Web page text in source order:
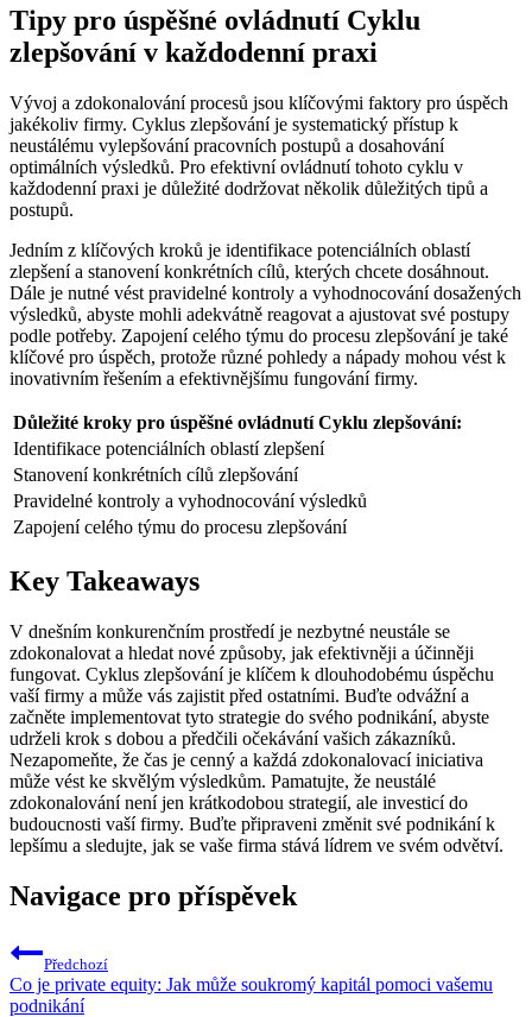
Tipy pro úspěšné ovládnutí Cyklu
zlepšování v každodenní praxi
Vývoj a zdokonalování procesů jsou klíčovými faktory pro úspěch
jakékoliv firmy. Cyklus zlepšování je systematický přístup k
neustálému vylepšování pracovních postupů a dosahování
optimálních výsledků. Pro efektivní ovládnutí tohoto cyklu v
každodenní praxi je důležité dodržovat několik důležitých tipů a
postupů.
Jedním z klíčových kroků je identifikace potenciálních oblastí
zlepšení a stanovení konkrétních cílů, kterých chcete dosáhnout.
Dále je nutné vést pravidelné kontroly a vyhodnocování dosažených
výsledků, abyste mohli adekvátně reagovat a ajustovat své postupy
podle potřeby. Zapojení celého týmu do procesu zlepšování je také
klíčové pro úspěch, protože různé pohledy a nápady mohou vést k
inovativním řešením a efektivnějšímu fungování firmy.
Důležité kroky pro úspěšné ovládnutí Cyklu zlepšování:
Identifikace potenciálních oblastí zlepšení
Stanovení konkrétních cílů zlepšování
Pravidelné kontroly a vyhodnocování výsledků
Zapojení celého týmu do procesu zlepšování
Key Takeaways
V dnešním konkurenčním prostředí je nezbytné neustále se
zdokonalovat a hledat nové způsoby, jak efektivněji a účinněji
fungovat. Cyklus zlepšování je klíčem k dlouhodobému úspěchu
vaší firmy a může vás zajistit před ostatními. Buďte odvážní a
začněte implementovat tyto strategie do svého podnikání, abyste
udrželi krok s dobou a předčili očekávání vašich zákazníků.
Nezapomeňte, že čas je cenný a každá zdokonalovací iniciativa
může vést ke skvělým výsledkům. Pamatujte, že neustálé
zdokonalování není jen krátkodobou strategií, ale investicí do
budoucnosti vaší firmy. Buďte připraveni změnit své podnikání k
lepšímu a sledujte, jak se vaše firma stává lídrem ve svém odvětví.
Navigace pro příspěvek
Předchozí
Co je private equity: Jak může soukromý kapitál pomoci vašemu
podnikání